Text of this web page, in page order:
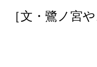
［文・鷺ノ宮や